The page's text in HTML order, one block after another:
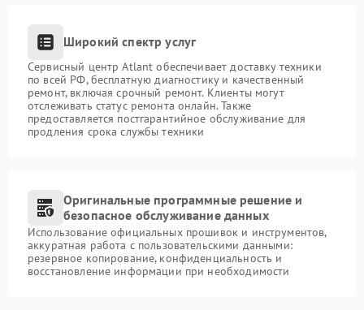
Широкий спектр услуг
Сервисный центр Atlant обеспечивает доставку техники
по всей РФ, бесплатную диагностику и качественный
ремонт, включая срочный ремонт. Клиенты могут
отслеживать статус ремонта онлайн. Также
предоставляется постгарантийное обслуживание для
продления срока службы техники
Оригинальные программные решение и
безопасное обслуживание данных
Использование официальных прошивок и инструментов,
аккуратная работа с пользовательскими данными:
резервное копирование, конфиденциальность и
восстановление информации при необходимости